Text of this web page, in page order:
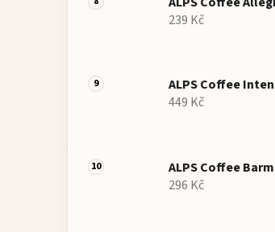
239 Kč
ALPS Coffee
449 Kč
ALPS Coffee
296 Kč